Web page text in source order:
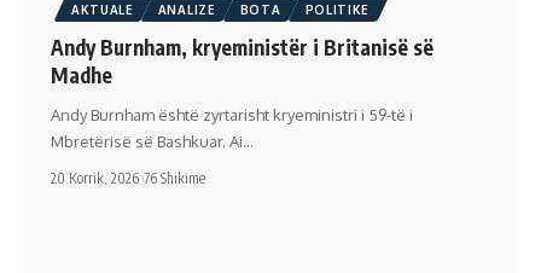
AKTUALE ANALIZE BOTA POLITIKE
Andy Burnham, kryeministër i Britanisë së
Madhe
Andy Burnham është zyrtarisht kryeministri i 59-të i
Mbretërisë së Bashkuar. Ai…
20 Korrik, 2026 76 Shikime